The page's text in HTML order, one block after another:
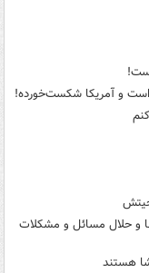
است و آمریکا شکست‌خورده!
و حلال مسائل و مشکلات
هستند